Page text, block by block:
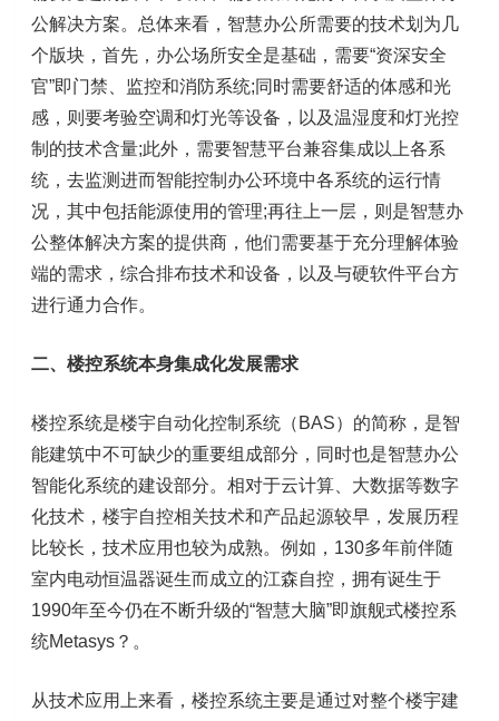
公解决方案。总体来看，智慧办公所需要的技术划为几
个版块，首先，办公场所安全是基础，需要“资深安全
官”即门禁、监控和消防系统;同时需要舒适的体感和光
感，则要考验空调和灯光等设备，以及温湿度和灯光控
制的技术含量;此外，需要智慧平台兼容集成以上各系
统，去监测进而智能控制办公环境中各系统的运行情
况，其中包括能源使用的管理;再往上一层，则是智慧办
公整体解决方案的提供商，他们需要基于充分理解体验
端的需求，综合排布技术和设备，以及与硬软件平台方
进行通力合作。
二、楼控系统本身集成化发展需求
楼控系统是楼宇自动化控制系统（BAS）的简称，是智
能建筑中不可缺少的重要组成部分，同时也是智慧办公
智能化系统的建设部分。相对于云计算、大数据等数字
化技术，楼宇自控相关技术和产品起源较早，发展历程
比较长，技术应用也较为成熟。例如，130多年前伴随
室内电动恒温器诞生而成立的江森自控，拥有诞生于
1990年至今仍在不断升级的“智慧大脑”即旗舰式楼控系
统Metasys？。
从技术应用上来看，楼控系统主要是通过对整个楼宇建